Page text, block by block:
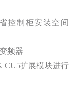
控制柜安装空间
频器
CU5扩展模块进行